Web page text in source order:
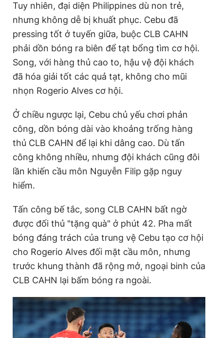
Tuy nhiên, đại diện Philippines dù non trẻ,
nhưng không dễ bị khuất phục. Cebu đã
pressing tốt ở tuyến giữa, buộc CLB CAHN
phải dồn bóng ra biên để tạt bổng tìm cơ hội.
Song, với hàng thủ cao to, hậu vệ đội khách
đã hóa giải tốt các quả tạt, không cho mũi
nhọn Rogerio Alves cơ hội.
Ở chiều ngược lại, Cebu chủ yếu chơi phản
công, dồn bóng dài vào khoảng trống hàng
thủ CLB CAHN để lại khi dâng cao. Dù tấn
công không nhiều, nhưng đội khách cũng đôi
lần khiến cầu môn Nguyễn Filip gặp nguy
hiểm.
Tấn công bế tắc, song CLB CAHN bất ngờ
được đối thủ "tặng quà" ở phút 42. Pha mất
bóng đáng trách của trung vệ Cebu tạo cơ hội
cho Rogerio Alves đối mặt cầu môn, nhưng
trước khung thành đã rộng mở, ngoại binh của
CLB CAHN lại bấm bóng ra ngoài.